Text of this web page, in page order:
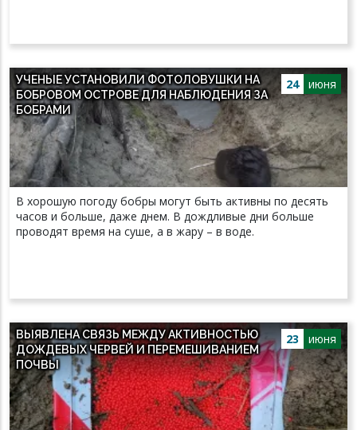
24 июня
УЧЕНЫЕ УСТАНОВИЛИ ФОТОЛОВУШКИ НА
БОБРОВОМ ОСТРОВЕ ДЛЯ НАБЛЮДЕНИЯ ЗА
БОБРАМИ
В хорошую погоду бобры могут быть активны по десять
часов и больше, даже днем. В дождливые дни больше
проводят время на суше, а в жару – в воде.
23 июня
ВЫЯВЛЕНА СВЯЗЬ МЕЖДУ АКТИВНОСТЬЮ
ДОЖДЕВЫХ ЧЕРВЕЙ И ПЕРЕМЕШИВАНИЕМ
ПОЧВЫ